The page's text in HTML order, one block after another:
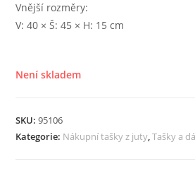
Vnější rozměry:
V: 40 × Š: 45 × H: 15 cm
Není skladem
SKU:95106
Kategorie: Nákupní tašky z juty,Tašky a